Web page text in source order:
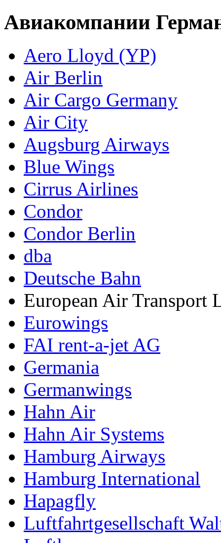
Авиакомпании
Aero Lloyd (YP)
Air Berlin
Air Cargo Germany
Air City
Augsburg Airways
Blue Wings
Cirrus Airlines
Condor
Condor Berlin
dba
Deutsche Bahn
European Air Transport
Eurowings
FAI rent-a-jet AG
Germania
Germanwings
Hahn Air
Hahn Air Systems
Hamburg Airways
Hamburg International
Hapagfly
Luftfahrtgesellschaft